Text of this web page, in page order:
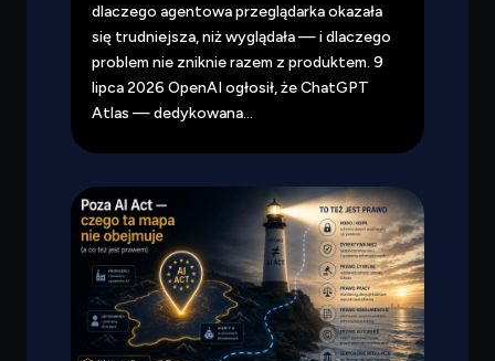
dlaczego agentowa przeglądarka okazała
się trudniejsza, niż wyglądała — i dlaczego
problem nie zniknie razem z produktem. 9
lipca 2026 OpenAI ogłosił, że ChatGPT
Atlas — dedykowana...